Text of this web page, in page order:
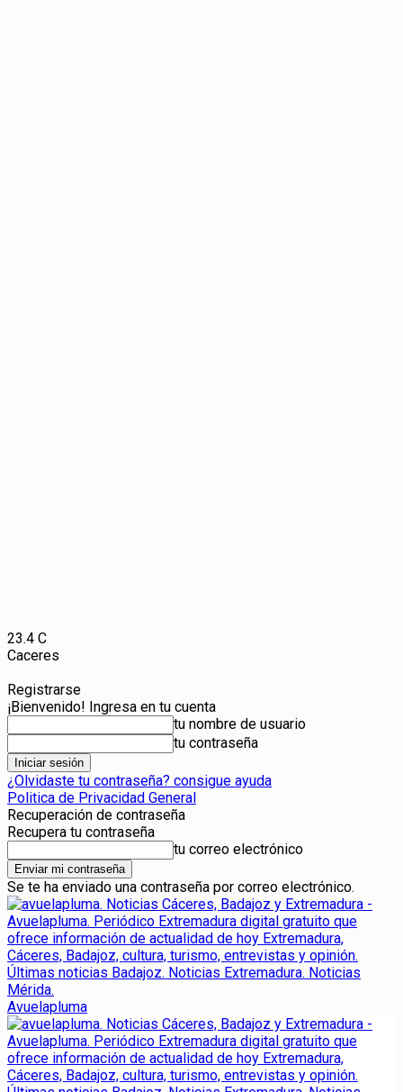
23.4 C
Caceres
Registrarse
¡Bienvenido! Ingresa en tu cuenta
tu nombre de usuario
tu contraseña
¿Olvidaste tu contraseña? consigue ayuda
Politica de Privacidad General
Recuperación de contraseña
Recupera tu contraseña
tu correo electrónico
Se te ha enviado una contraseña por correo electrónico.
Avuelapluma